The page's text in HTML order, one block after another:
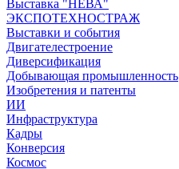
Выставка "НЕВА"
ЭКСПОТЕХНОСТРАЖ
Выставки и события
Двигателестроение
Диверсификация
Добывающая промышленность
Изобретения и патенты
ИИ
Инфраструктура
Кадры
Конверсия
Космос